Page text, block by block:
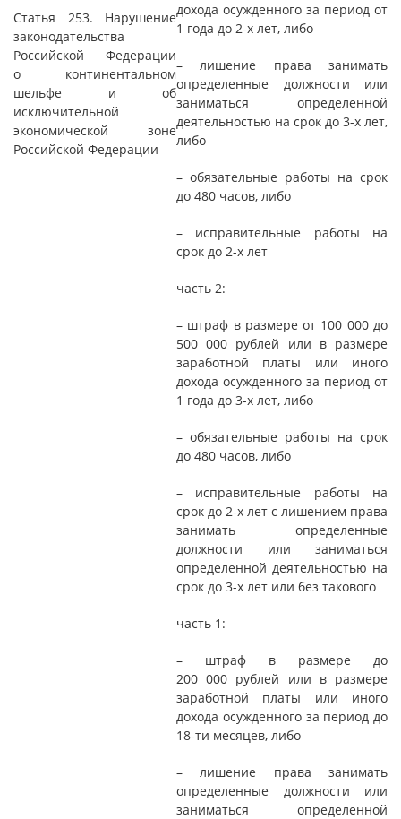
Статья 253. Нарушение
законодательства
Российской Федерации
о континентальном
шельфе и об
исключительной
экономической зоне
Российской Федерации
дохода осужденного за период от
1 года до 2-х лет, либо
– лишение права занимать
определенные должности или
заниматься определенной
деятельностью на срок до 3-х лет,
либо
– обязательные работы на срок
до 480 часов, либо
– исправительные работы на
срок до 2-х лет
часть 2:
– штраф в размере от 100 000 до
500 000 рублей или в размере
заработной платы или иного
дохода осужденного за период от
1 года до 3-х лет, либо
– обязательные работы на срок
до 480 часов, либо
– исправительные работы на
срок до 2-х лет с лишением права
занимать определенные
должности или заниматься
определенной деятельностью на
срок до 3-х лет или без такового
часть 1:
– штраф в размере до
200 000 рублей или в размере
заработной платы или иного
дохода осужденного за период до
18-ти месяцев, либо
– лишение права занимать
определенные должности или
заниматься определенной